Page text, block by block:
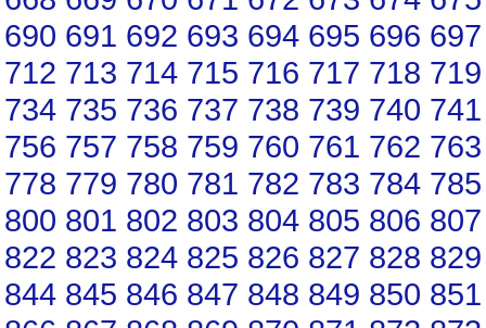
690 691 692 693 694 695 696 697
712 713 714 715 716 717 718 719
734 735 736 737 738 739 740 741
756 757 758 759 760 761 762 763
778 779 780 781 782 783 784 785
800 801 802 803 804 805 806 807
822 823 824 825 826 827 828 829
844 845 846 847 848 849 850 851